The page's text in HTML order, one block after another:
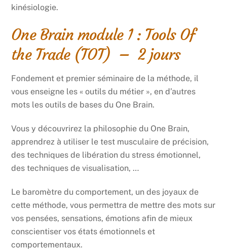
kinésiologie.
One Brain module 1 : Tools Of
the Trade (TOT) – 2 jours
Fondement et premier séminaire de la méthode, il
vous enseigne les « outils du métier », en d’autres
mots les outils de bases du One Brain.
Vous y découvrirez la philosophie du One Brain,
apprendrez à utiliser le test musculaire de précision,
des techniques de libération du stress émotionnel,
des techniques de visualisation, …
Le baromètre du comportement, un des joyaux de
cette méthode, vous permettra de mettre des mots sur
vos pensées, sensations, émotions afin de mieux
conscientiser vos états émotionnels et
comportementaux.